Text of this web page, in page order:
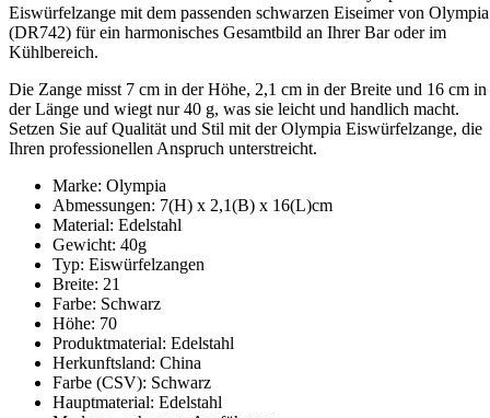
Eiswürfelzange mit dem passenden schwarzen Eiseimer von Olympia
(DR742) für ein harmonisches Gesamtbild an Ihrer Bar oder im
Kühlbereich.
Die Zange misst 7 cm in der Höhe, 2,1 cm in der Breite und 16 cm in
der Länge und wiegt nur 40 g, was sie leicht und handlich macht.
Setzen Sie auf Qualität und Stil mit der Olympia Eiswürfelzange, die
Ihren professionellen Anspruch unterstreicht.
Marke: Olympia
Abmessungen: 7(H) x 2,1(B) x 16(L)cm
Material: Edelstahl
Gewicht: 40g
Typ: Eiswürfelzangen
Breite: 21
Farbe: Schwarz
Höhe: 70
Produktmaterial: Edelstahl
Herkunftsland: China
Farbe (CSV): Schwarz
Hauptmaterial: Edelstahl